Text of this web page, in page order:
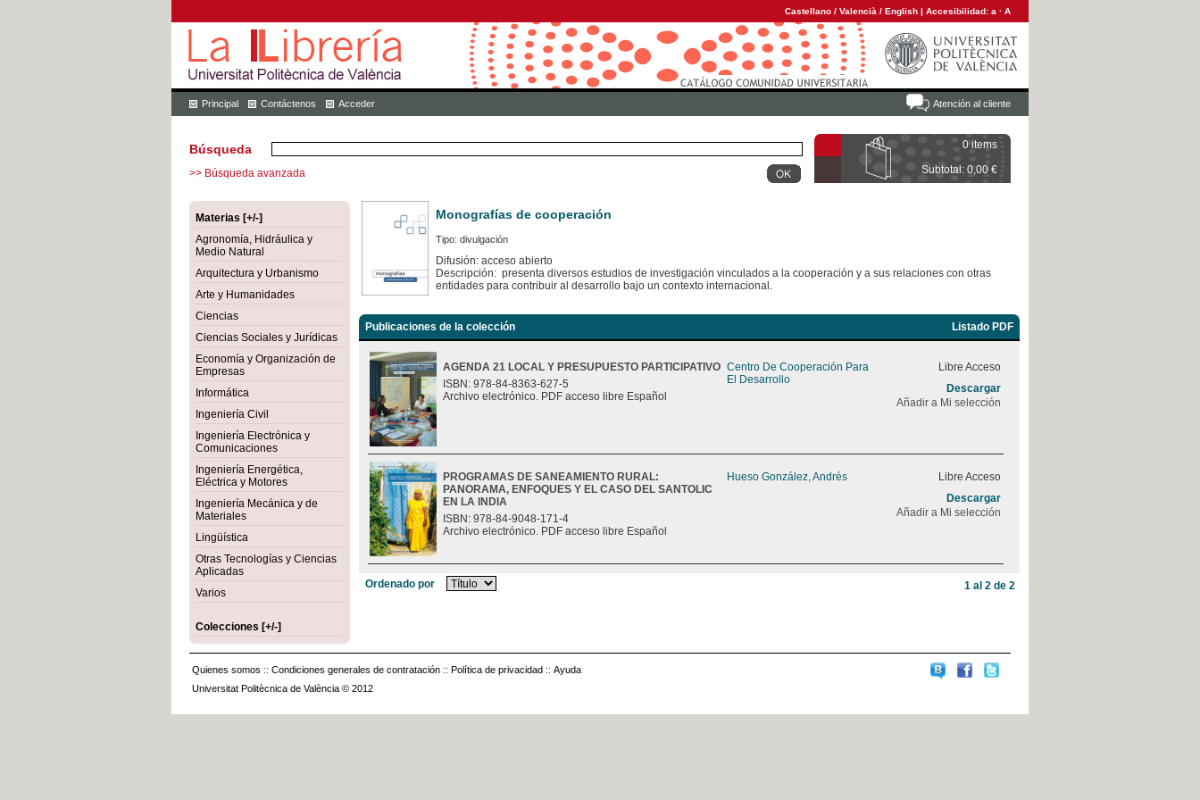
Castellano / Valencià / English | Accesibilidad: a · A
Atención al cliente
Principal Contáctenos Acceder
0 items
Subtotal: 0,00 €
Búsqueda
>> Búsqueda avanzada
Materias [+/-]
Agronomía, Hidráulica y
Medio Natural
Arquitectura y Urbanismo
Arte y Humanidades
Ciencias
Ciencias Sociales y Jurídicas
Economía y Organización de
Empresas
Informática
Ingeniería Civil
Ingeniería Electrónica y
Comunicaciones
Ingeniería Energética,
Eléctrica y Motores
Ingeniería Mecánica y de
Materiales
Lingüística
Otras Tecnologías y Ciencias
Aplicadas
Varios
Colecciones [+/-]
Monografías de cooperación
Tipo: divulgación
Difusión: acceso abierto
Descripción: presenta diversos estudios de investigación vinculados a la cooperación y a sus relaciones con otras
entidades para contribuir al desarrollo bajo un contexto internacional.
Publicaciones de la colección Listado PDF
AGENDA 21 LOCAL Y PRESUPUESTO PARTICIPATIVO
ISBN: 978-84-8363-627-5
Archivo electrónico. PDF acceso libre Español
Centro De Cooperación Para
El Desarrollo
Libre Acceso
Descargar
Añadir a Mi selección
PROGRAMAS DE SANEAMIENTO RURAL:
PANORAMA, ENFOQUES Y EL CASO DEL SANTOLIC
EN LA INDIA
ISBN: 978-84-9048-171-4
Archivo electrónico. PDF acceso libre Español
Hueso González, Andrés
Libre Acceso
Descargar
Añadir a Mi selección
Ordenado por 1 al 2 de 2
Quienes somos :: Condiciones generales de contratación :: Política de privacidad :: Ayuda
Universitat Politècnica de València © 2012